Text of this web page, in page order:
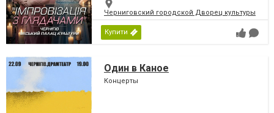
Черниговский городской Дворец культуры
Купити
Один в Каное
Концерты